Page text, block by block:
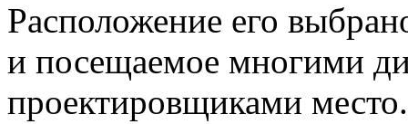
Расположение его
и посещаемое многими
проектировщиками